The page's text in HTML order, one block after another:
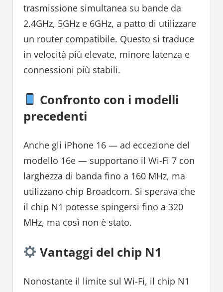
trasmissione simultanea su bande da
2.4GHz, 5GHz e 6GHz, a patto di utilizzare
un router compatibile. Questo si traduce
in velocità più elevate, minore latenza e
connessioni più stabili.
Confronto con i modelli
precedenti
Anche gli iPhone 16 — ad eccezione del
modello 16e — supportano il Wi-Fi 7 con
larghezza di banda fino a 160 MHz, ma
utilizzano chip Broadcom. Si sperava che
il chip N1 potesse spingersi fino a 320
MHz, ma così non è stato.
Vantaggi del chip N1
Nonostante il limite sul Wi-Fi, il chip N1